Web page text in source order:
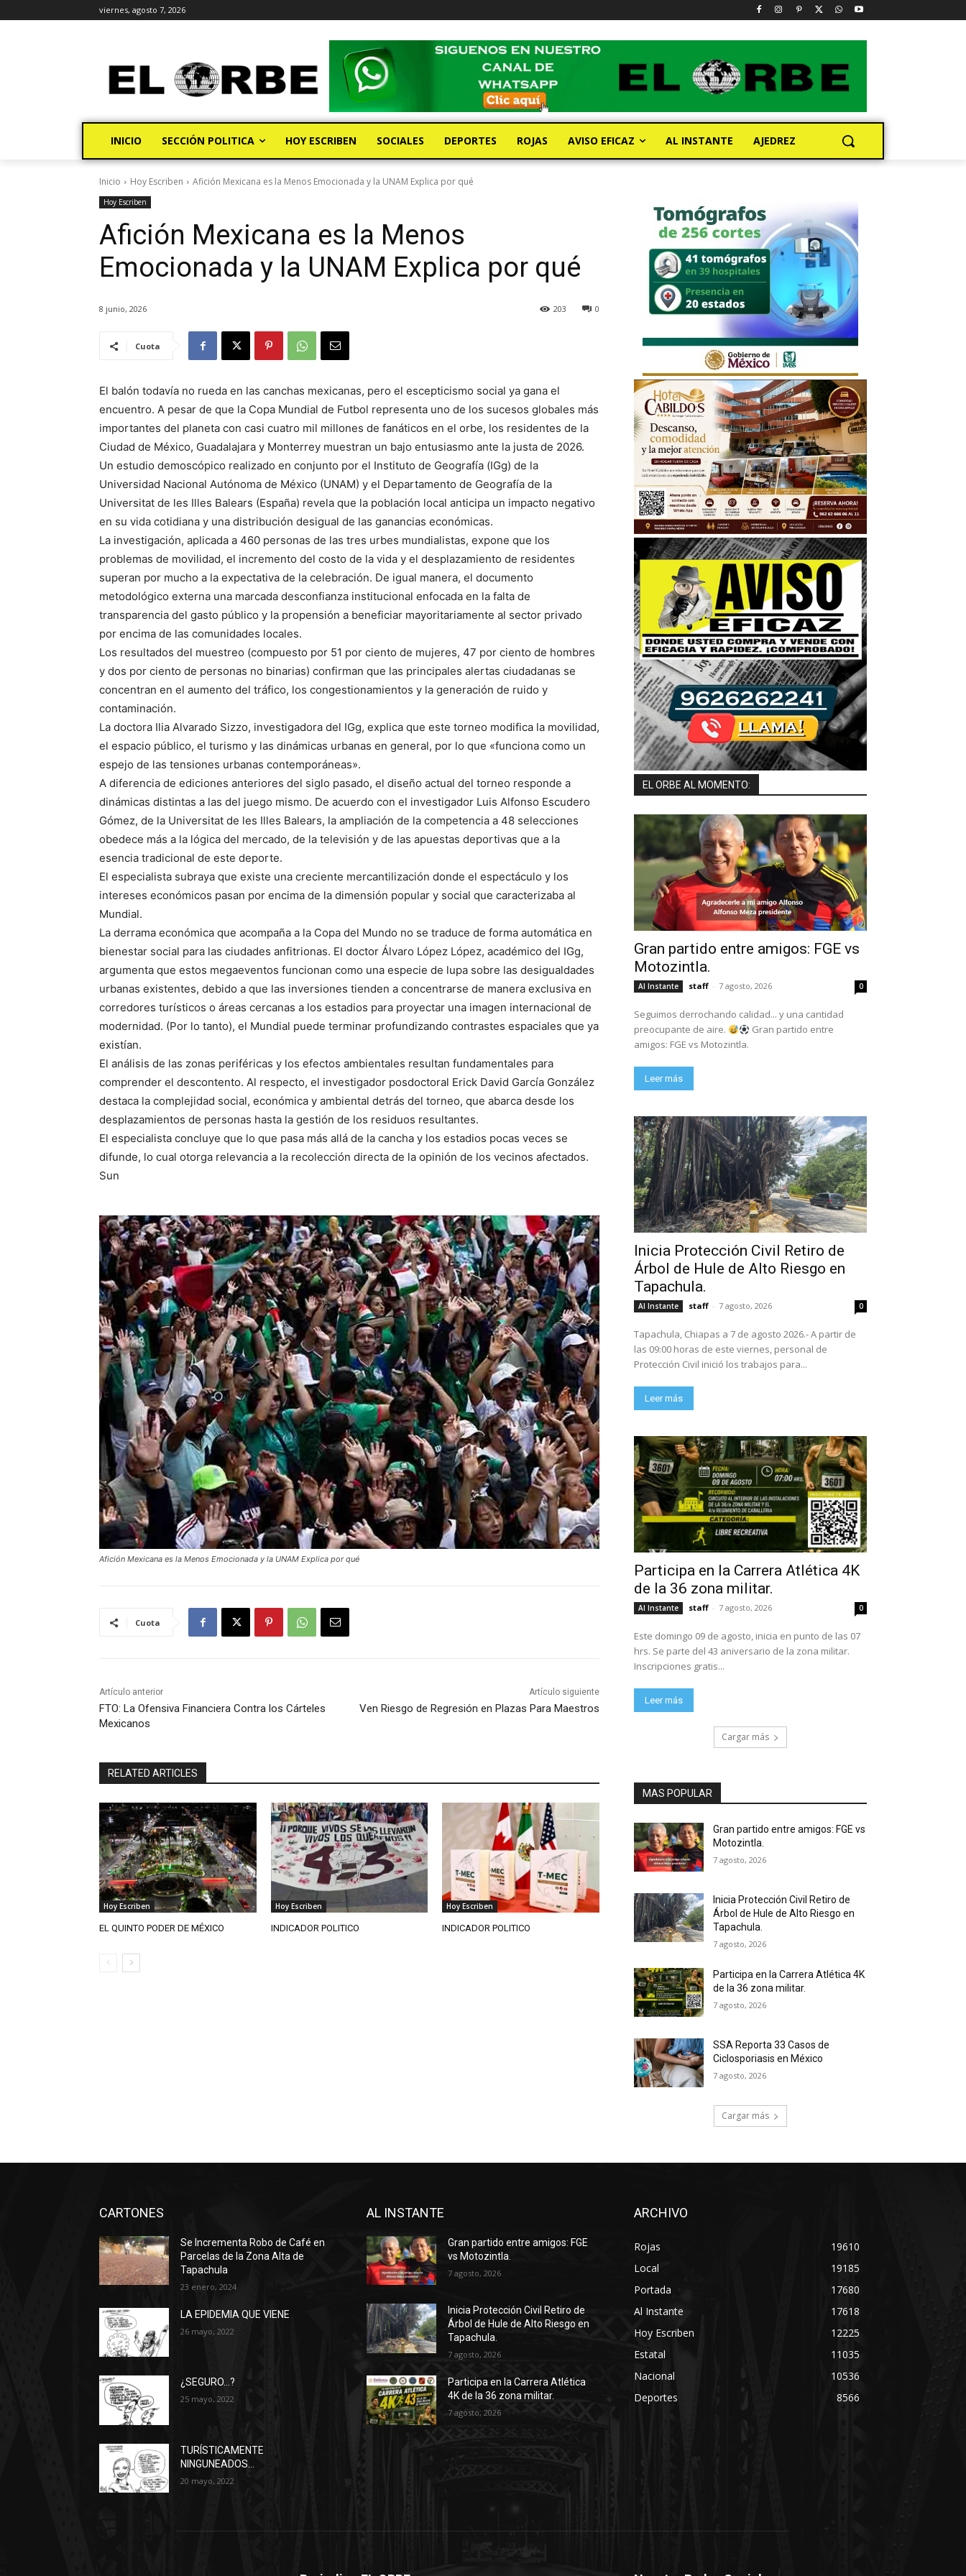
viernes, agosto 7, 2026
INICIO SECCIÓN POLITICA HOY ESCRIBEN SOCIALES DEPORTES ROJAS AVISO EFICAZ AL INSTANTE AJEDREZ
Inicio Hoy Escriben Afición Mexicana es la Menos Emocionada y la UNAM Explica por qué
Hoy Escriben
Afición Mexicana es la Menos
Emocionada y la UNAM Explica por qué
8 junio, 2026 0
203
Cuota
El balón todavía no rueda en las canchas mexicanas, pero el escepticismo social ya gana el
encuentro. A pesar de que la Copa Mundial de Futbol representa uno de los sucesos globales más
importantes del planeta con casi cuatro mil millones de fanáticos en el orbe, los residentes de la
Ciudad de México, Guadalajara y Monterrey muestran un bajo entusiasmo ante la justa de 2026.
Un estudio demoscópico realizado en conjunto por el Instituto de Geografía (IGg) de la
Universidad Nacional Autónoma de México (UNAM) y el Departamento de Geografía de la
Universitat de les Illes Balears (España) revela que la población local anticipa un impacto negativo
en su vida cotidiana y una distribución desigual de las ganancias económicas.
La investigación, aplicada a 460 personas de las tres urbes mundialistas, expone que los
problemas de movilidad, el incremento del costo de la vida y el desplazamiento de residentes
superan por mucho a la expectativa de la celebración. De igual manera, el documento
metodológico externa una marcada desconfianza institucional enfocada en la falta de
transparencia del gasto público y la propensión a beneficiar mayoritariamente al sector privado
por encima de las comunidades locales.
Los resultados del muestreo (compuesto por 51 por ciento de mujeres, 47 por ciento de hombres
y dos por ciento de personas no binarias) confirman que las principales alertas ciudadanas se
concentran en el aumento del tráfico, los congestionamientos y la generación de ruido y
contaminación.
La doctora Ilia Alvarado Sizzo, investigadora del IGg, explica que este torneo modifica la movilidad,
el espacio público, el turismo y las dinámicas urbanas en general, por lo que «funciona como un
espejo de las tensiones urbanas contemporáneas».
A diferencia de ediciones anteriores del siglo pasado, el diseño actual del torneo responde a
dinámicas distintas a las del juego mismo. De acuerdo con el investigador Luis Alfonso Escudero
Gómez, de la Universitat de les Illes Balears, la ampliación de la competencia a 48 selecciones
obedece más a la lógica del mercado, de la televisión y de las apuestas deportivas que a la
esencia tradicional de este deporte.
El especialista subraya que existe una creciente mercantilización donde el espectáculo y los
intereses económicos pasan por encima de la dimensión popular y social que caracterizaba al
Mundial.
La derrama económica que acompaña a la Copa del Mundo no se traduce de forma automática en
bienestar social para las ciudades anfitrionas. El doctor Álvaro López López, académico del IGg,
argumenta que estos megaeventos funcionan como una especie de lupa sobre las desigualdades
urbanas existentes, debido a que las inversiones tienden a concentrarse de manera exclusiva en
corredores turísticos o áreas cercanas a los estadios para proyectar una imagen internacional de
modernidad. (Por lo tanto), el Mundial puede terminar profundizando contrastes espaciales que ya
existían.
El análisis de las zonas periféricas y los efectos ambientales resultan fundamentales para
comprender el descontento. Al respecto, el investigador posdoctoral Erick David García González
destaca la complejidad social, económica y ambiental detrás del torneo, que abarca desde los
desplazamientos de personas hasta la gestión de los residuos resultantes.
El especialista concluye que lo que pasa más allá de la cancha y los estadios pocas veces se
difunde, lo cual otorga relevancia a la recolección directa de la opinión de los vecinos afectados.
Sun
Afición Mexicana es la Menos Emocionada y la UNAM Explica por qué
Cuota
Artículo anterior
FTO: La Ofensiva Financiera Contra los Cárteles
Mexicanos
Artículo siguiente
Ven Riesgo de Regresión en Plazas Para Maestros
RELATED ARTICLES
Hoy Escriben
EL QUINTO PODER DE MÉXICO
Hoy Escriben
INDICADOR POLITICO
Hoy Escriben
INDICADOR POLITICO
EL ORBE AL MOMENTO:
Gran partido entre amigos: FGE vs
Motozintla.
Al Instante staff - 7 agosto, 2026 0
Seguimos derrochando calidad... y una cantidad
preocupante de aire.
Gran partido entre
amigos: FGE vs Motozintla.
Leer más
Inicia Protección Civil Retiro de
Árbol de Hule de Alto Riesgo en
Tapachula.
Al Instante staff - 7 agosto, 2026 0
Tapachula, Chiapas a 7 de agosto 2026.- A partir de
las 09:00 horas de este viernes, personal de
Protección Civil inició los trabajos para...
Leer más
Participa en la Carrera Atlética 4K
de la 36 zona militar.
Al Instante staff - 7 agosto, 2026 0
Este domingo 09 de agosto, inicia en punto de las 07
hrs. Se parte del 43 aniversario de la zona militar.
Inscripciones gratis...
Leer más
Cargar más
MAS POPULAR
Gran partido entre amigos: FGE vs
Motozintla.
7 agosto, 2026
Inicia Protección Civil Retiro de
Árbol de Hule de Alto Riesgo en
Tapachula.
7 agosto, 2026
Participa en la Carrera Atlética 4K
de la 36 zona militar.
7 agosto, 2026
SSA Reporta 33 Casos de
Ciclosporiasis en México
7 agosto, 2026
Cargar más
CARTONES
Se Incrementa Robo de Café en
Parcelas de la Zona Alta de
Tapachula
23 enero, 2024
LA EPIDEMIA QUE VIENE
26 mayo, 2022
¿SEGURO…?
25 mayo, 2022
TURÍSTICAMENTE
NINGUNEADOS…
20 mayo, 2022
AL INSTANTE
Gran partido entre amigos: FGE
vs Motozintla.
7 agosto, 2026
Inicia Protección Civil Retiro de
Árbol de Hule de Alto Riesgo en
Tapachula.
7 agosto, 2026
Participa en la Carrera Atlética
4K de la 36 zona militar.
7 agosto, 2026
ARCHIVO
Rojas
19610
Local
19185
Portada
17680
Al Instante
17618
Hoy Escriben
12225
Estatal
11035
Nacional
10536
Deportes
8566